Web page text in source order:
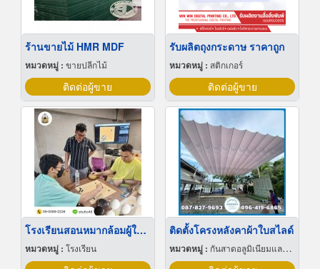
ร้านขายไม้ HMR MDF
หมวดหมู่ : ขายปลีกไม้
ติดต่อผู้ขาย
รับผลิตถุงกระดาษ ราคาถูก
หมวดหมู่ : สติกเกอร์
ติดต่อผู้ขาย
โรงเรียนสอนหมากล้อมผู้ใหญ่
หมวดหมู่ : โรงเรียน
ติดตั้งโครงหลังคาผ้าใบสไลด์
หมวดหมู่ : กันสาดอลูมิเนียมและผ้าใบ